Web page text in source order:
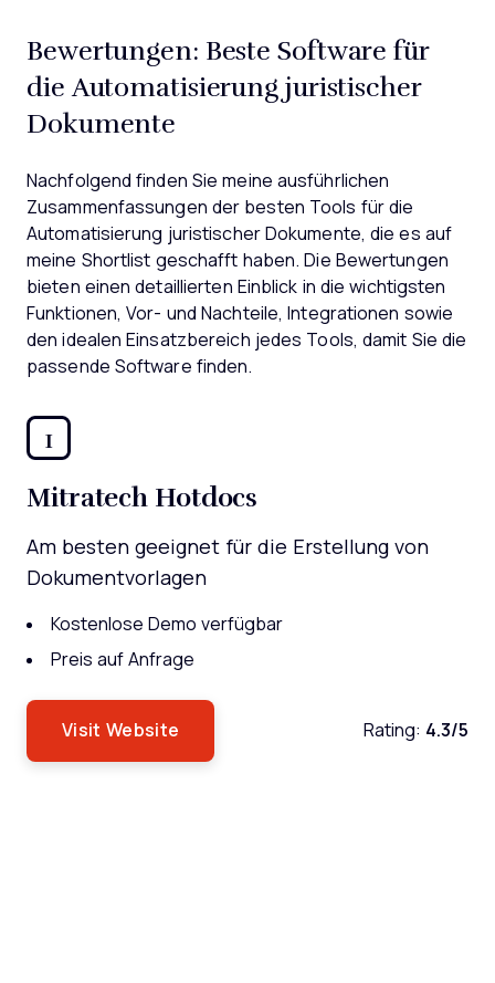
Bewertungen: Beste Software für
die Automatisierung juristischer
Dokumente
Nachfolgend finden Sie meine ausführlichen
Zusammenfassungen der besten Tools für die
Automatisierung juristischer Dokumente, die es auf
meine Shortlist geschafft haben. Die Bewertungen
bieten einen detaillierten Einblick in die wichtigsten
Funktionen, Vor- und Nachteile, Integrationen sowie
den idealen Einsatzbereich jedes Tools, damit Sie die
passende Software finden.
1
Mitratech Hotdocs
Am besten geeignet für die Erstellung von
Dokumentvorlagen
Kostenlose Demo verfügbar
Preis auf Anfrage
Visit Website Rating: 4.3/5